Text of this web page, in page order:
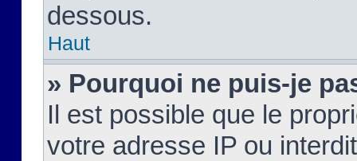
dessous.
Haut
» Pourquoi ne puis-je
Il est possible que le
votre adresse IP ou